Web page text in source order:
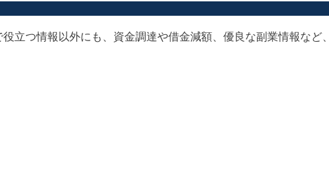
立つ情報以外にも、資金調達や借金減額、優良な副業情報など